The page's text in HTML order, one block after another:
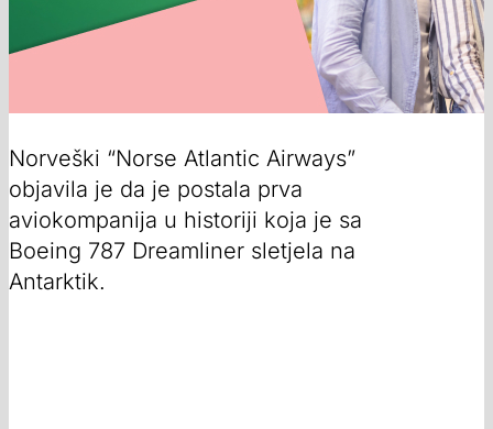
Norveški “Norse Atlantic Airways”
objavila je da je postala prva
aviokompanija u historiji koja je sa
Boeing 787 Dreamliner sletjela na
Antarktik.